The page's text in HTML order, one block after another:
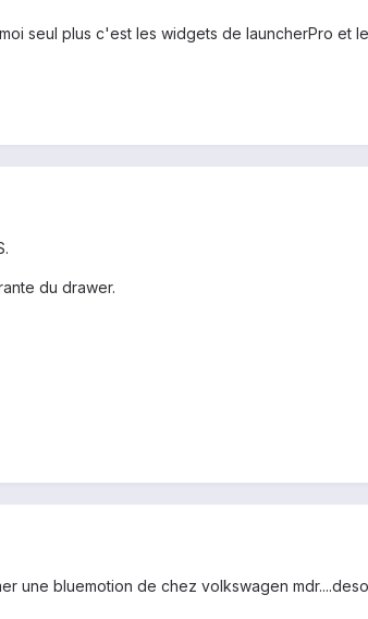
seul plus c'est les widgets de launcherPro et
du drawer.
une bluemotion de chez volkswagen